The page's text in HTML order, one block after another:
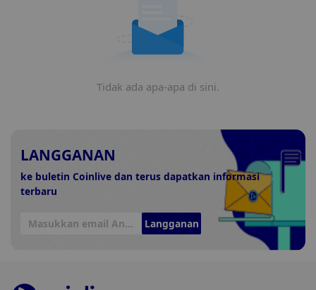
Tidak ada apa-apa di sini.
LANGGANAN
ke buletin Coinlive dan terus dapatkan informasi
terbaru
Langganan